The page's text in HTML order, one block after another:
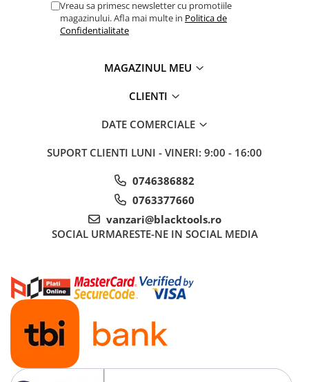
Vreau sa primesc newsletter cu promotiile
magazinului. Afla mai multe in Politica de
Confidentialitate
MAGAZINUL MEU
CLIENTI
DATE COMERCIALE
SUPORT CLIENTI LUNI - VINERI: 9:00 - 16:00
0746386882
0763377660
vanzari@blacktools.ro
SOCIAL URMARESTE-NE IN SOCIAL MEDIA